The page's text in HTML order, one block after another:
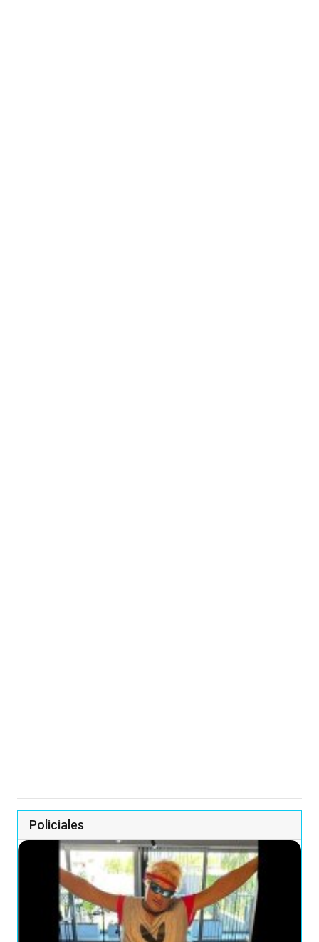
Policiales